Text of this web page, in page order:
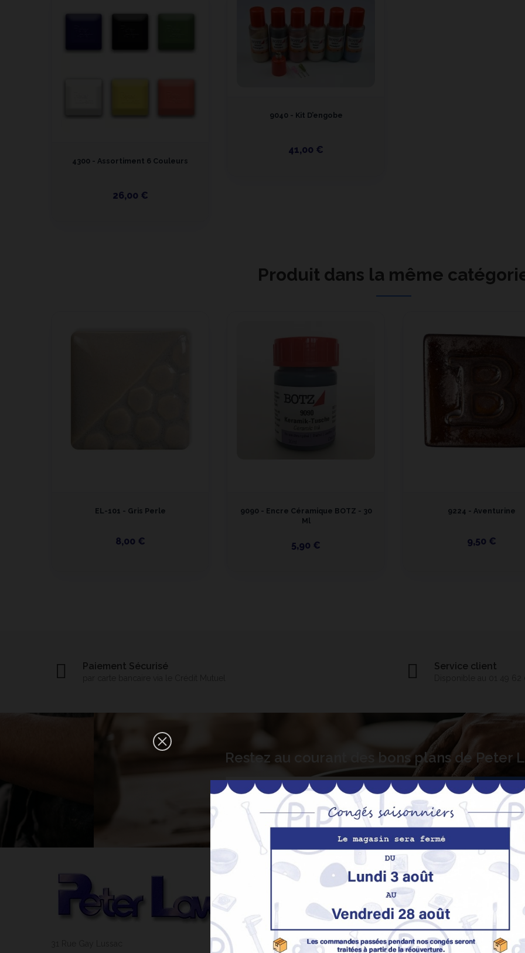
4300 - Assortiment 6 Couleurs
26,00 €
9040 - Kit D’engobe
41,00 €
Produit dans la même
EL-101 - Gris Perle
8,00 €
9090 - Encre Céramique BOTZ - 30
Ml
5,90 €
9224 - Aventurine
9,50 €
Paiement Sécurisé Service client
Restez au courant des bons plans de Peter
Nos produits
Promotions
Nouveaux produits
Meilleures ventes